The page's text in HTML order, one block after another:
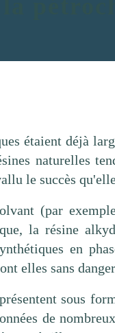
étaient déjà
naturelles
le succès
(par
la résine
en
elles sans danger
sous
de